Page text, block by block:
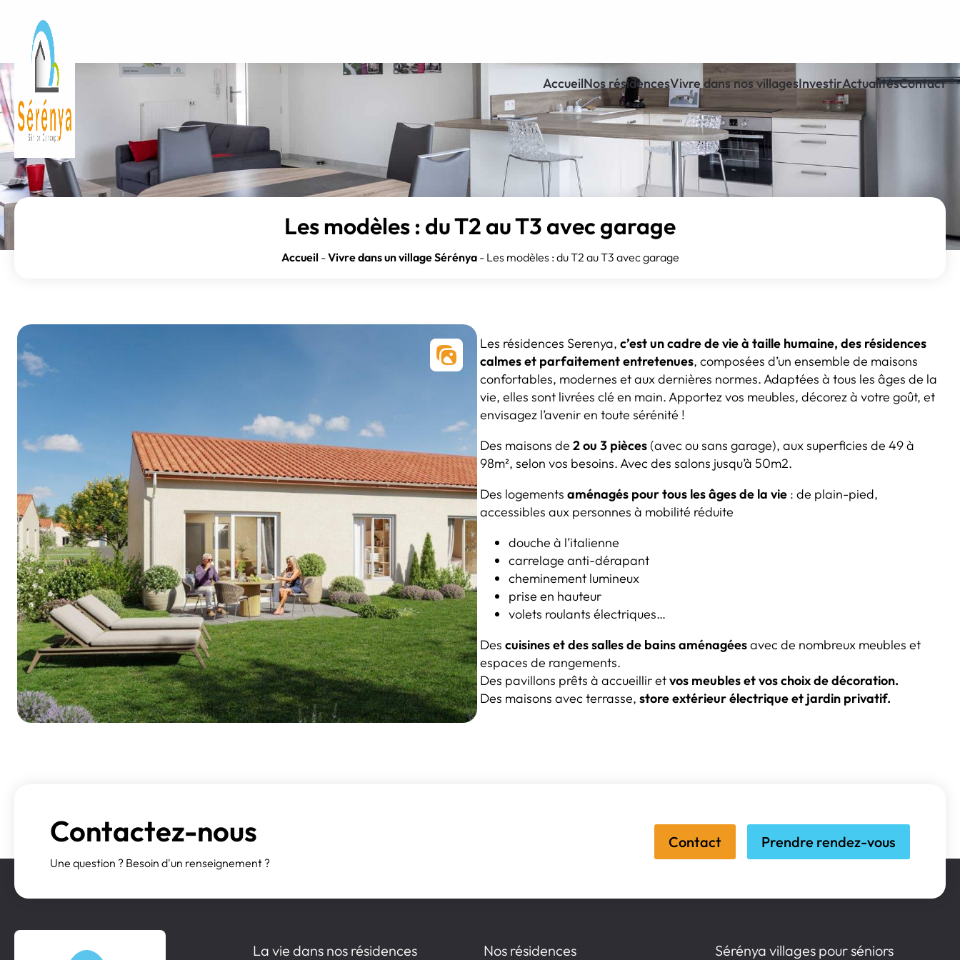
AccueilNos résidencesVivre dans nos villagesInvestirActualitésContact
Les modèles : du T2 au T3 avec garage
Accueil -Vivre dans un village Sérénya- Les modèles : du T2 au T3 avec garage
Les résidences Serenya, c’est un cadre de vie à taille humaine, des résidences
calmes et parfaitement entretenues, composées d’un ensemble de maisons
confortables, modernes et aux dernières normes. Adaptées à tous les âges de la
vie, elles sont livrées clé en main. Apportez vos meubles, décorez à votre goût, et
envisagez l’avenir en toute sérénité !
Des maisons de 2 ou 3 pièces (avec ou sans garage), aux superficies de 49 à
98m², selon vos besoins. Avec des salons jusqu’à 50m2.
Des logements aménagés pour tous les âges de la vie : de plain-pied,
accessibles aux personnes à mobilité réduite
douche à l’italienne
carrelage anti-dérapant
cheminement lumineux
prise en hauteur
volets roulants électriques…
Des cuisines et des salles de bains aménagéesavec de nombreux meubles et
espaces de rangements.
Des pavillons prêts à accueillir etvos meubles et vos choix de décoration.
Des maisons avec terrasse, store extérieur électrique et jardin privatif.
Contactez-nous
Une question ? Besoin d'un renseignement ?
Contact Prendre rendez-vous
La vie dans nos résidences Nos résidences Sérénya villages pour séniors